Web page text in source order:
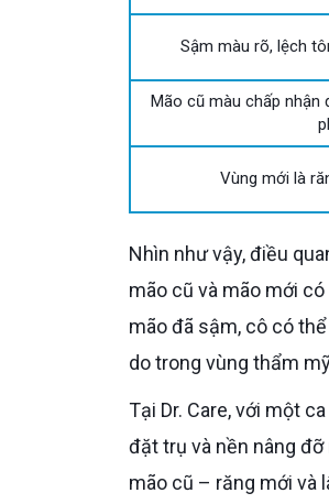
Sậm màu rõ, lệch
Mão cũ màu chấp
Vùng mới là
Nhìn như vậy, điều quan trọng không phải là “implant cũ và implant mới có cùng hãng hay không”, mà là
mão cũ và mão mới
mão đã sậm, cô có
do trong vùng thẩm
Tại Dr. Care, với một ca như của cô, bước đầu tiên là chụp CT Cone Beam 3D để đo xương mặt ngoài, vị trí
đặt trụ và nền nâng
mão cũ – răng mới và